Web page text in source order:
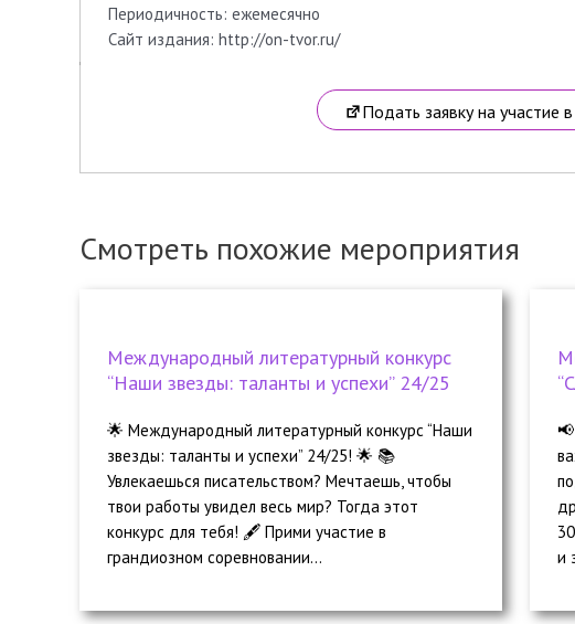
Периодичность: ежемесячно
Сайт издания: http://on-tvor.ru/
Подать заявку на участие
Смотреть похожие мероприятия
Международный литературный конкурс
“Наши звезды: таланты и успехи” 24/25
🌟 Международный литературный конкурс “Наши
звезды: таланты и успехи” 24/25! 🌟 📚
Увлекаешься писательством? Мечтаешь, чтобы
твои работы увидел весь мир? Тогда этот
конкурс для тебя! 🖋️ Прими участие в
грандиозном соревновании...
и